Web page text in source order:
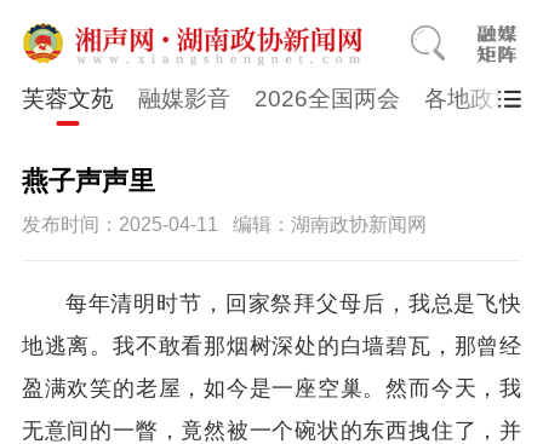
芙蓉文苑 融媒影音 2026全国两会 各地政协
燕子声声里
发布时间：2025-04-11 编辑：湖南政协新闻网
每年清明时节，回家祭拜父母后，我总是飞快
地逃离。我不敢看那烟树深处的白墙碧瓦，那曾经
盈满欢笑的老屋，如今是一座空巢。然而今天，我
无意间的一瞥，竟然被一个碗状的东西拽住了，并